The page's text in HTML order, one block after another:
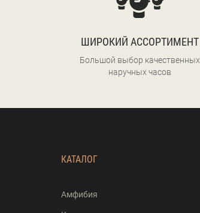
ШИРОКИЙ АССОРТИМЕНТ
Большой выбор качественных
наручных часов
КАТАЛОГ
Амфибия